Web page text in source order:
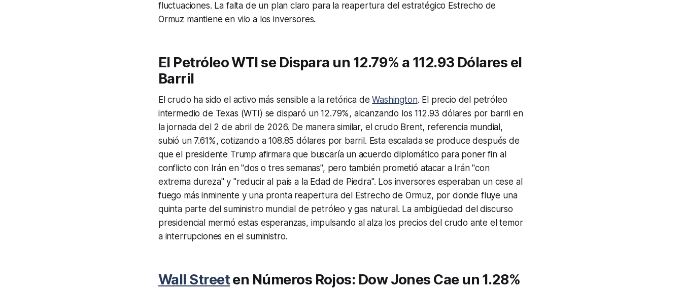
fluctuaciones. La falta de un plan claro para la reapertura del estratégico Estrecho de
Ormuz mantiene en vilo a los inversores.
El Petróleo WTI se Dispara un 12.79% a 112.93 Dólares el
Barril
El crudo ha sido el activo más sensible a la retórica deWashington. El precio del petróleo
intermedio de Texas (WTI) se disparó un 12.79%, alcanzando los 112.93 dólares por barril en
la jornada del 2 de abril de 2026. De manera similar, el crudo Brent, referencia mundial,
subió un 7.61%, cotizando a 108.85 dólares por barril. Esta escalada se produce después de
que el presidente Trump afirmara que buscaría un acuerdo diplomático para poner fin al
conflicto con Irán en "dos o tres semanas", pero también prometió atacar a Irán "con
extrema dureza" y "reducir al país a la Edad de Piedra". Los inversores esperaban un cese al
fuego más inminente y una pronta reapertura del Estrecho de Ormuz, por donde fluye una
quinta parte del suministro mundial de petróleo y gas natural. La ambigüedad del discurso
presidencial mermó estas esperanzas, impulsando al alza los precios del crudo ante el temor
a interrupciones en el suministro.
Wall Streeten Números Rojos: Dow Jones Cae un 1.28%